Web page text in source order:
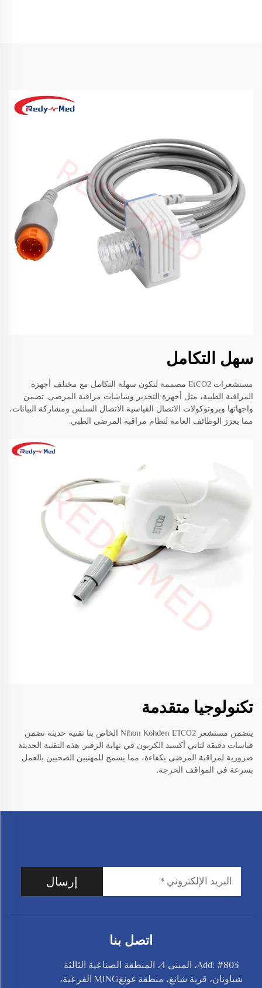
سهل التكامل
مستشعرات EtCO2 مصممة لتكون سهلة التكامل مع مختلف أجهزة
المراقبة الطبية، مثل أجهزة التخدير وشاشات مراقبة المرضى. تضمن
واجهاتها وبروتوكولات الاتصال القياسية الاتصال السلس ومشاركة البيانات،
مما يعزز الوظائف العامة لنظام مراقبة المرضى الطبي.
تكنولوجيا متقدمة
يتضمن مستشعر Nihon Kohden ETCO2 الخاص بنا تقنية حديثة تضمن
قياسات دقيقة لثاني أكسيد الكربون في نهاية الزفير. هذه التقنية الحديثة
ضرورية لمراقبة المرضى بكفاءة، مما يسمح للمهنيين الصحيين بالعمل
بسرعة في المواقف الحرجة.
إرسال
اتصل بنا
Add: #803، المبنى 4، المنطقة الصناعية الثالثة
شياونان، قرية شانغ، منطقة غونغMING الفرعية،